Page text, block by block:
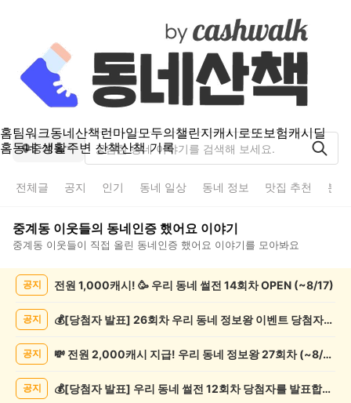
홈팀워크동네산책런마일모두의챌린지캐시로또보험캐시딜
홈동네 생활주변 산책산책 기록
중계동
전체글 공지 인기 동네 일상 동네 정보 맛집 추천 분
중계동 이웃들의 동네인증 했어요 이야기
중계동 이웃들이 직접 올린 동네인증 했어요 이야기를 모아봐요
공지 전원 1,000캐시! 🥳 우리 동네 썰전 14회차 OPEN (~8/17)
공지 💰[당첨자 발표] 26회차 우리 동네 정보왕 이벤트 당첨자를 발표합니다!
공지 💸 전원 2,000캐시 지급! 우리 동네 정보왕 27회차 (~8/10)
공지 💰[당첨자 발표] 우리 동네 썰전 12회차 당첨자를 발표합니다!